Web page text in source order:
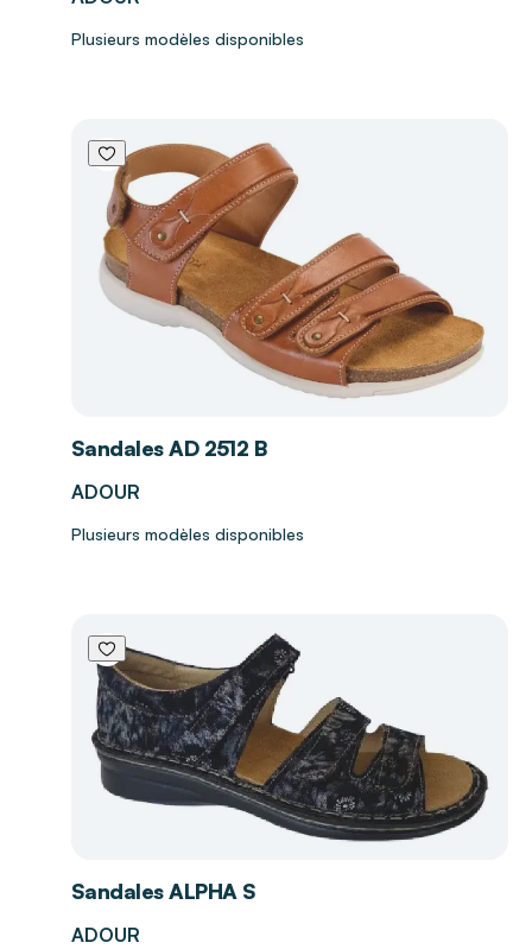
Plusieurs modèles disponibles
Sandales AD 2512 B
ADOUR
Plusieurs modèles disponibles
Sandales ALPHA S
ADOUR